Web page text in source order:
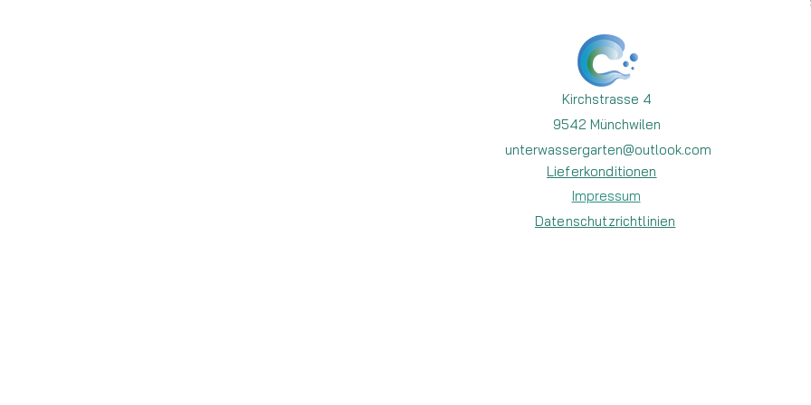
Kirchstrasse 4
9542 Münchwilen
unterwassergarten@outlook.com
Lieferkonditionen
Impressum
Datenschutzrichtlinien